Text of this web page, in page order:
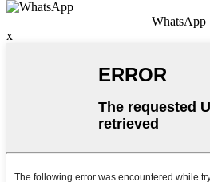
WhatsApp
x